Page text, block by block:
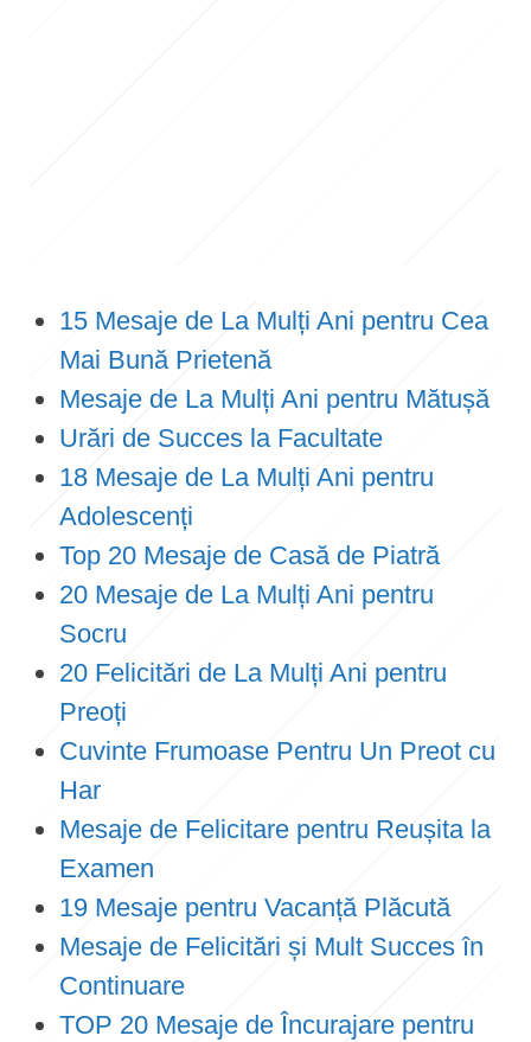
15 Mesaje de La Mulți Ani pentru Cea
Mai Bună Prietenă
Mesaje de La Mulți Ani pentru Mătușă
Urări de Succes la Facultate
18 Mesaje de La Mulți Ani pentru
Adolescenți
Top 20 Mesaje de Casă de Piatră
20 Mesaje de La Mulți Ani pentru
Socru
20 Felicitări de La Mulți Ani pentru
Preoți
Cuvinte Frumoase Pentru Un Preot cu
Har
Mesaje de Felicitare pentru Reușita la
Examen
19 Mesaje pentru Vacanță Plăcută
Mesaje de Felicitări și Mult Succes în
Continuare
TOP 20 Mesaje de Încurajare pentru